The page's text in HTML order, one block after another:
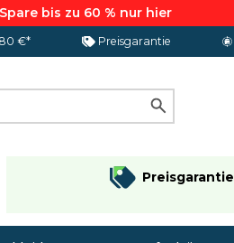
bis zu 60 % nur hier
€* Preisgarantie
Preisgarantie